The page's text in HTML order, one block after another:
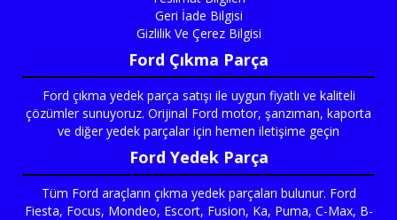
Geri İade Bilgisi
Gizlilik Ve Çerez Bilgisi
Ford Çıkma Parça
Ford çıkma yedek parça satışı ile uygun fiyatlı ve kaliteli
çözümler sunuyoruz. Orijinal Ford motor, şanzıman, kaporta
ve diğer yedek parçalar için hemen iletişime geçin
Ford Yedek Parça
Tüm Ford araçların çıkma yedek parçaları bulunur. Ford
Fiesta, Focus, Mondeo, Escort, Fusion, Ka, Puma, C-Max, B-